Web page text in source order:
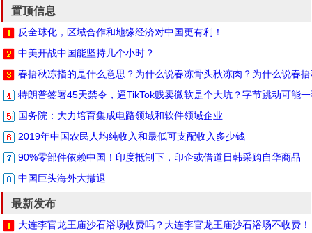
置顶信息
反全球化，区域合作和地缘经济对中国更有利！
中美开战中国能坚持几个小时？
春捂秋冻指的是什么意思？为什么说春冻骨头秋冻肉？为什么说春
特朗普签署45天禁令，逼TikTok贱卖微软是个大坑？字节跳动可能
国务院：大力培育集成电路领域和软件领域企业
2019年中国农民人均纯收入和最低可支配收入多少钱
90%零部件依赖中国！印度抵制下，印企或借道日韩采购自华商品
中国巨头海外大撤退
最新发布
大连李官龙王庙沙石浴场收费吗？大连李官龙王庙沙石浴场不收费！